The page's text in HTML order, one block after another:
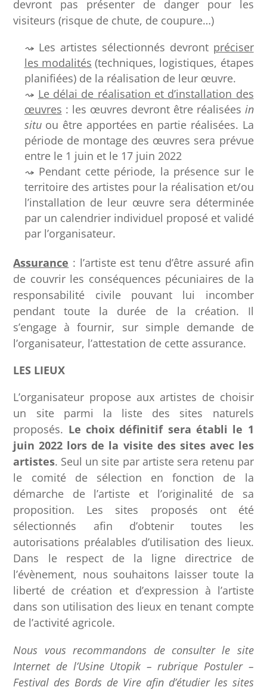
devront pas présenter de danger pour les
visiteurs (risque de chute, de coupure…)
Les artistes sélectionnés devront préciser
les modalités (techniques, logistiques, étapes
planifiées) de la réalisation de leur œuvre.
Le délai de réalisation et d’installation des
œuvres : les œuvres devront être réalisées in
situ ou être apportées en partie réalisées. La
période de montage des œuvres sera prévue
entre le 1 juin et le 17 juin 2022
Pendant cette période, la présence sur le
territoire des artistes pour la réalisation et/ou
l’installation de leur œuvre sera déterminée
par un calendrier individuel proposé et validé
par l’organisateur.
Assurance : l’artiste est tenu d’être assuré afin
de couvrir les conséquences pécuniaires de la
responsabilité civile pouvant lui incomber
pendant toute la durée de la création. Il
s’engage à fournir, sur simple demande de
l’organisateur, l’attestation de cette assurance.
LES LIEUX
L’organisateur propose aux artistes de choisir
un site parmi la liste des sites naturels
proposés. Le choix définitif sera établi le 1
juin 2022 lors de la visite des sites avec les
artistes. Seul un site par artiste sera retenu par
le comité de sélection en fonction de la
démarche de l’artiste et l’originalité de sa
proposition. Les sites proposés ont été
sélectionnés afin d’obtenir toutes les
autorisations préalables d’utilisation des lieux.
Dans le respect de la ligne directrice de
l’évènement, nous souhaitons laisser toute la
liberté de création et d’expression à l’artiste
dans son utilisation des lieux en tenant compte
de l’activité agricole.
Nous vous recommandons de consulter le site
Internet de l’Usine Utopik – rubrique Postuler –
Festival des Bords de Vire afin d’étudier les sites